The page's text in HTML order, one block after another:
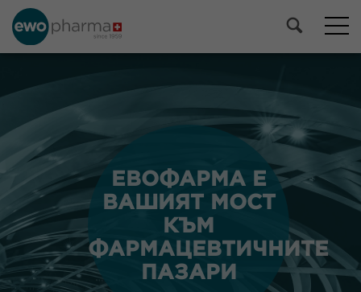
ЕВОФАРМА Е
ВАШИЯТ МОСТ
КЪМ
ФАРМАЦЕВТИЧНИТЕ
ПАЗАРИ
ЕВОФАРМА Е
ВАШИЯТ МОСТ
КЪМ
ФАРМАЦЕВТИЧНИТЕ
ПАЗАРИ